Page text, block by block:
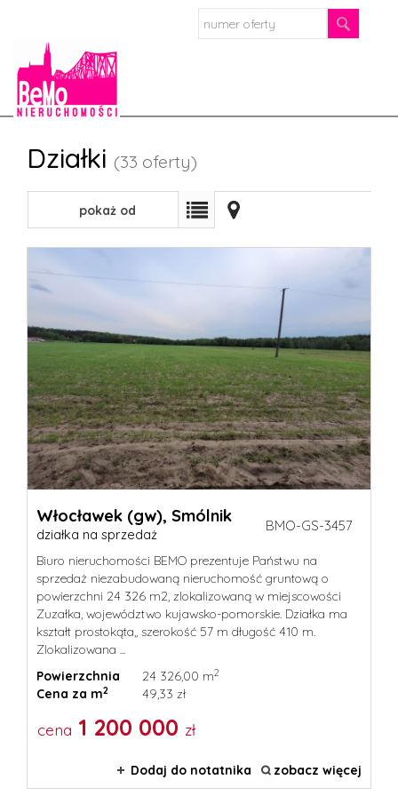
O
firmie
Domy
Dzialki
Działki (33 oferty)
pokaż od
najnowszych
Włocławek (gw), Smólnik
działka na sprzedaż
BMO-GS-3457
Biuro nieruchomości BEMO prezentuje Państwu na
sprzedaż niezabudowaną nieruchomość gruntową o
powierzchni 24 326 m2, zlokalizowaną w miejscowości
Zuzałka, województwo kujawsko-pomorskie. Działka ma
kształt prostokąta,, szerokość 57 m długość 410 m.
Zlokalizowana ...
Powierzchnia
24 326,00 m2
Cena za m2 49,33 zł
cena 1 200 000 zł
Dodaj do notatnika zobacz więcej